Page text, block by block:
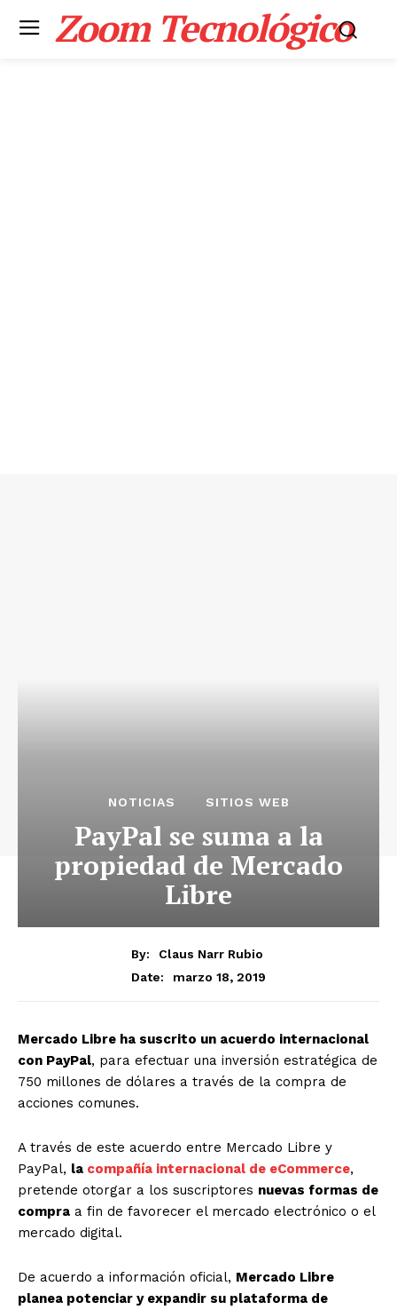
Zoom Tecnológico
NOTICIAS SITIOS WEB
PayPal se suma a la
propiedad de Mercado
Libre
By:
Claus Narr Rubio
Date:
marzo 18, 2019
Mercado Libre ha suscrito un acuerdo internacional
con PayPal, para efectuar una inversión estratégica de
750 millones de dólares a través de la compra de
acciones comunes.
A través de este acuerdo entre Mercado Libre y
PayPal, la compañía internacional de eCommerce,
pretende otorgar a los suscriptores nuevas formas de
compra a fin de favorecer el mercado electrónico o el
mercado digital.
De acuerdo a información oficial, Mercado Libre
planea potenciar y expandir su plataforma de